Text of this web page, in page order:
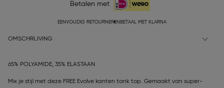
Betalen met
EENVOUDIG RETOURNEREN BETAAL MET KLARNA
OMSCHRIJVING
65% POLYAMIDE, 35% ELASTAAN
Mix je stijl met deze FREE Evolve kanten tank top. Gemaakt van super-